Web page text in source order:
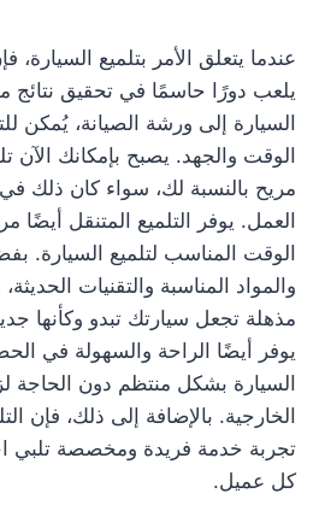
عندما يتعلق الأمر بتلميع السيارة،
يلعب دورًا حاسمًا في تحقيق نتائج
السيارة إلى ورشة الصيانة، يُمكن
الوقت والجهد. يصبح بإمكانك الآن
مريح بالنسبة لك، سواء كان ذلك
العمل. يوفر التلميع المتنقل أيضًا
الوقت المناسب لتلميع السيارة.
والمواد المناسبة والتقنيات
مذهلة تجعل سيارتك تبدو وكأنها
يوفر أيضًا الراحة والسهولة في
السيارة بشكل منتظم دون الحاجة
الخارجية. بالإضافة إلى ذلك، فإن
تجربة خدمة فريدة ومخصصة تلبي
كل عميل.